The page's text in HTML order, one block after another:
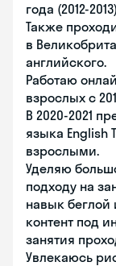
года (2012-
Также
в
английского.
Работаю
взрослых с
В 2020-2021
языка English
взрослыми.
Уделяю
подходу на
навык беглой
контент под
занятия
Увлекаюсь